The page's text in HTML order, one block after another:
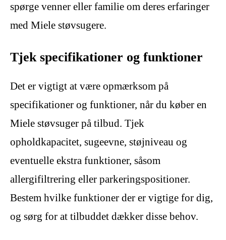
spørge venner eller familie om deres erfaringer
med Miele støvsugere.
Tjek specifikationer og funktioner
Det er vigtigt at være opmærksom på
specifikationer og funktioner, når du køber en
Miele støvsuger på tilbud. Tjek
opholdkapacitet, sugeevne, støjniveau og
eventuelle ekstra funktioner, såsom
allergifiltrering eller parkeringspositioner.
Bestem hvilke funktioner der er vigtige for dig,
og sørg for at tilbuddet dækker disse behov.